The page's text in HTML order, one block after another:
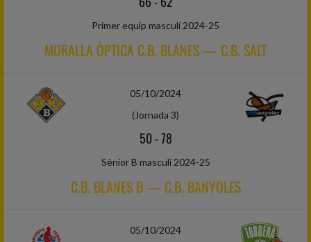
Primer equip masculí 2024-25
MURALLA ÒPTICA C.B. BLANES — C.B. SALT
05/10/2024
(Jornada 3)
50-78
Sènior B masculí 2024-25
C.B. BLANES B — C.B. BANYOLES
05/10/2024